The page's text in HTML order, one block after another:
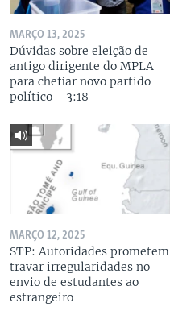
MARÇO 13, 2025
Dúvidas sobre eleição de
antigo dirigente do MPLA
para chefiar novo partido
político - 3:18
MARÇO 12, 2025
STP: Autoridades prometem
travar irregularidades no
envio de estudantes ao
estrangeiro